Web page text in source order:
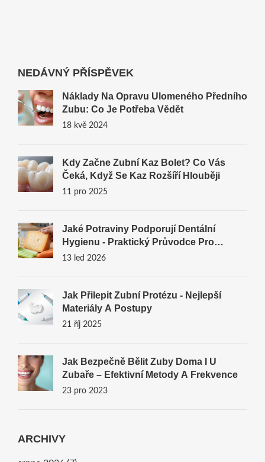
NEDÁVNÝ PŘÍSPĚVEK
Náklady Na Opravu Ulomeného Předního
Zubu: Co Je Potřeba Vědět
18 kvě 2024
Kdy Začne Zubní Kaz Bolet? Co Vás
Čeká, Když Se Kaz Rozšíří Hlouběji
11 pro 2025
Jaké Potraviny Podporují Dentální
Hygienu - Praktický Průvodce Pro
Zdravé Zuby
13 led 2026
Jak Přilepit Zubní Protézu - Nejlepší
Materiály A Postupy
21 říj 2025
Jak Bezpečně Bělit Zuby Doma I U
Zubaře – Efektivní Metody A Frekvence
23 pro 2023
ARCHIVY